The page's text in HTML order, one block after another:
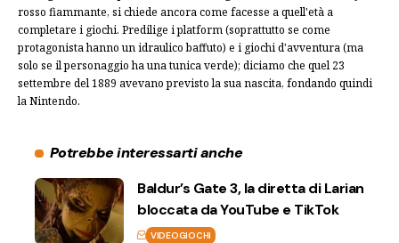
rosso fiammante, si chiede ancora come facesse a quell'età a
completare i giochi. Predilige i platform (soprattutto se come
protagonista hanno un idraulico baffuto) e i giochi d'avventura (ma
solo se il personaggio ha una tunica verde); diciamo che quel 23
settembre del 1889 avevano previsto la sua nascita, fondando quindi
la Nintendo.
Potrebbe interessarti anche
Baldur’s Gate 3, la diretta di Larian
bloccata da YouTube e TikTok
VIDEOGIOCHI